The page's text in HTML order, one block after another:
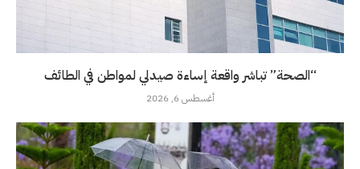
“الصحة” تباشر واقعة إساءة صيدلي لمواطن في الطائف
أغسطس 6, 2026